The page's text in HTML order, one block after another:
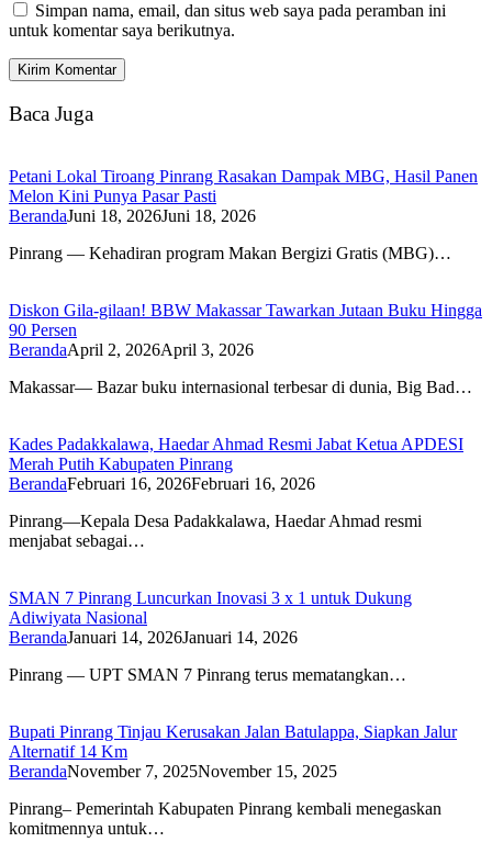
Simpan nama, email, dan situs web saya pada peramban ini
untuk komentar saya berikutnya.
Baca Juga
Petani Lokal Tiroang Pinrang Rasakan Dampak MBG, Hasil Panen
Melon Kini Punya Pasar Pasti
BerandaJuni 18, 2026Juni 18, 2026
Pinrang — Kehadiran program Makan Bergizi Gratis (MBG)…
Diskon Gila-gilaan! BBW Makassar Tawarkan Jutaan Buku Hingga
90 Persen
BerandaApril 2, 2026April 3, 2026
Makassar— Bazar buku internasional terbesar di dunia, Big Bad…
Kades Padakkalawa, Haedar Ahmad Resmi Jabat Ketua APDESI
Merah Putih Kabupaten Pinrang
BerandaFebruari 16, 2026Februari 16, 2026
Pinrang—Kepala Desa Padakkalawa, Haedar Ahmad resmi
menjabat sebagai…
SMAN 7 Pinrang Luncurkan Inovasi 3 x 1 untuk Dukung
Adiwiyata Nasional
BerandaJanuari 14, 2026Januari 14, 2026
Pinrang — UPT SMAN 7 Pinrang terus mematangkan…
Bupati Pinrang Tinjau Kerusakan Jalan Batulappa, Siapkan Jalur
Alternatif 14 Km
BerandaNovember 7, 2025November 15, 2025
Pinrang– Pemerintah Kabupaten Pinrang kembali menegaskan
komitmennya untuk…